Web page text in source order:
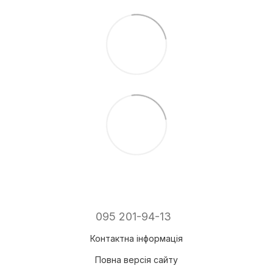
095 201-94-13
Контактна інформація
Повна версія сайту